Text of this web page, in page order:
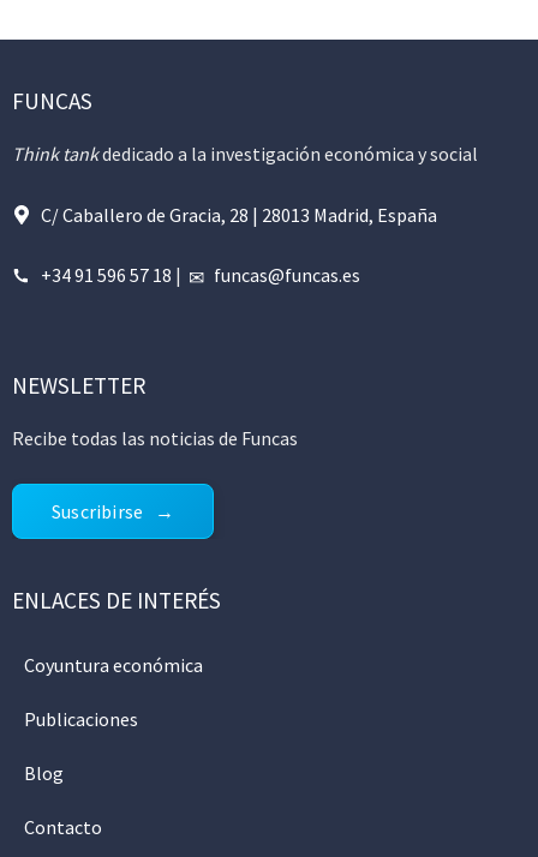
FUNCAS
Think tankdedicado a la investigación económica y social
C/ Caballero de Gracia, 28 | 28013 Madrid, España
+34 91 596 57 18 | funcas@funcas.es
NEWSLETTER
Recibe todas las noticias de Funcas
Suscribirse
ENLACES DE INTERÉS
Coyuntura económica
Publicaciones
Blog
Contacto